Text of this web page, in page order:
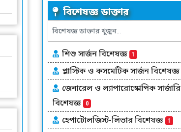
বিশেষজ্ঞ ডাক্তার
শিশু সার্জন বিশেষজ্ঞ 1
প্লাস্টিক ও কসমেটিক সার্জন বিশেষজ্ঞ
জেনারেল ও ল্যাপারোস্কোপিক সার্জারি
বিশেষজ্ঞ
0
হেপাটোলজিস্ট-লিভার বিশেষজ্ঞ 1